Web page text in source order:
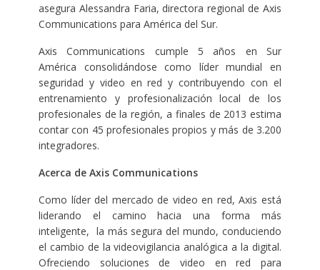
asegura Alessandra Faria, directora regional de Axis
Communications para América del Sur.
Axis Communications cumple 5 años en Sur
América consolidándose como líder mundial en
seguridad y video en red y contribuyendo con el
entrenamiento y profesionalización local de los
profesionales de la región, a finales de 2013 estima
contar con 45 profesionales propios y más de 3.200
integradores.
Acerca deAxis Communications
Como líder del mercado de video en red, Axis está
liderando el camino hacia una forma más
inteligente, la más segura del mundo, conduciendo
el cambio de la videovigilancia analógica a la digital.
Ofreciendo soluciones de video en red para